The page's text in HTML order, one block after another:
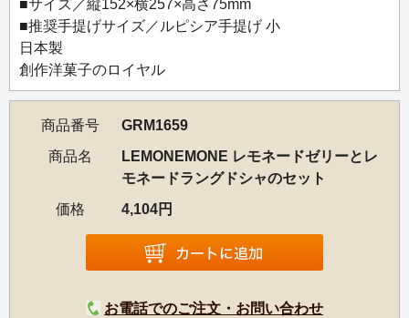
■サイズ／縦152×横257×高さ75mm
■推奨手提げサイズ／ルピシア手提げ 小
日本製
創作洋菓子のロイヤル
商品番号
GRM1659
商品名
LEMONEMONE レモネードゼリーとレ
モネードラングドシャのセット
価格
4,104円
お電話でのご注文・お問い合わせ